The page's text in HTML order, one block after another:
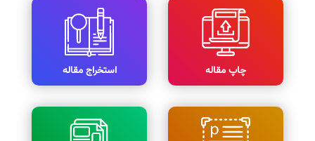
چاپ مقاله استخراج مقاله